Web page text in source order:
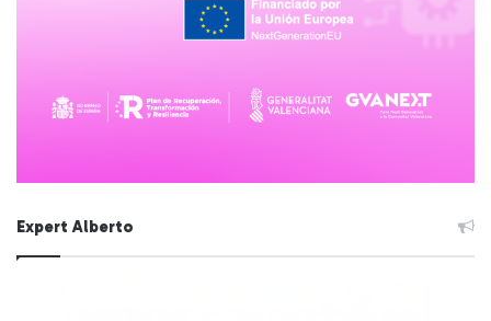
Expert Alberto